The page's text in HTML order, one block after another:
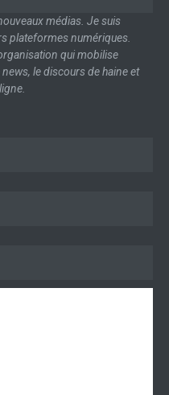
médias. Je suis
plateformes numériques.
qui mobilise
le discours de haine et